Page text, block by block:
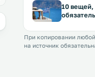
10
При копировании
на источник